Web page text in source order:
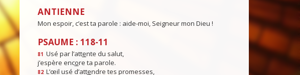
ANTIENNE
Mon espoir, c’est ta parole : aide-moi, Seigneur mon Dieu !
PSAUME : 118-11
81 Usé par l’attente du salut,
j’espère encore ta parole.
82 L’œil usé d’attendre tes promesses,